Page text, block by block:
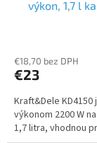
výkon, 1,7 l
€18,70 bez DPH
€23
Kraft&Dele
výkonom 2200 W
1,7 litra, vhodnou